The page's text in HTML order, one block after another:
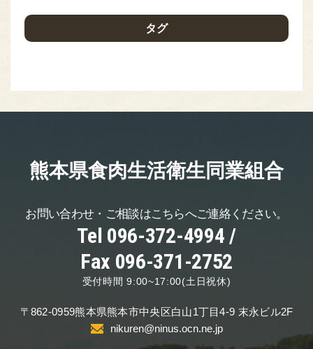
タグ
熊本県食肉生活衛生同業組合
お問い合わせ・ご相談はこちらへご連絡ください。
Tel 096-372-4994 /
Fax 096-371-2752
受付時間 9:00~17:00(土日祝休)
〒862-0959熊本県熊本市中央区白山1丁目4-9 末永ビル2F
nikuren@ninus.ocn.ne.jp